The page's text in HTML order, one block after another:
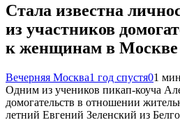
Стала известна
из участников
к женщинам в Москве
Вечерняя Москва1 год спустя01
Одним из учеников пикап-коуча
домогательств в отношении
летний Евгений Зеленский из